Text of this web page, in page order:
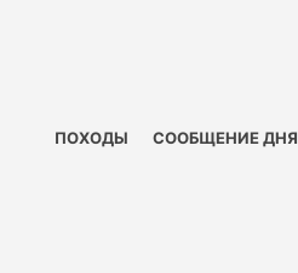
ПОХОДЫ СООБЩЕНИЕ ДНЯ